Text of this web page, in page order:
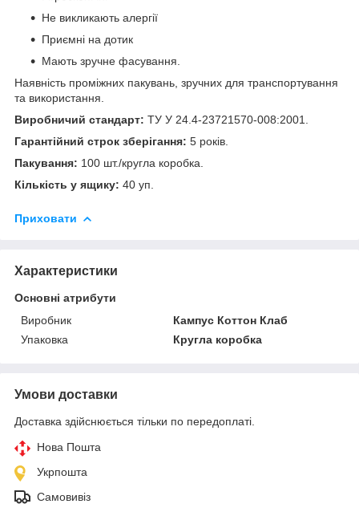
Не викликають алергії
Приємні на дотик
Мають зручне фасування.
Наявність проміжних пакувань, зручних для транспортування
та використання.
Виробничий стандарт: ТУ У 24.4-23721570-008:2001.
Гарантійний строк зберігання: 5 років.
Пакування: 100 шт./кругла коробка.
Кількість у ящику: 40 уп.
Приховати
Характеристики
Основні атрибути
Виробник
Кампус Коттон Клаб
Упаковка
Кругла коробка
Умови доставки
Доставка здійснюється тільки по передоплаті.
Нова Пошта
Укрпошта
Самовивіз